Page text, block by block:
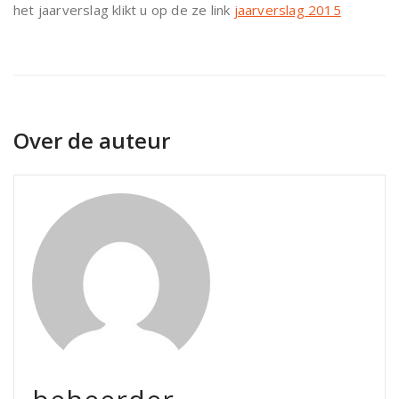
het jaarverslag klikt u op de ze link jaarverslag 2015
Over de auteur